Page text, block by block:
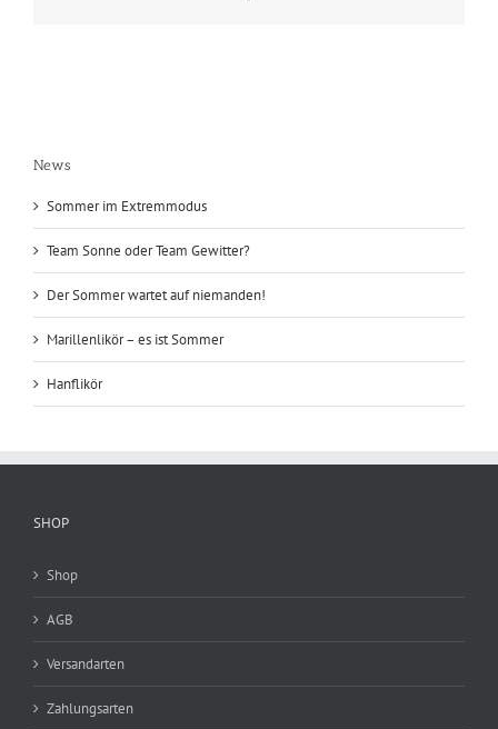
News
Sommer im Extremmodus
Team Sonne oder Team Gewitter?
Der Sommer wartet auf niemanden!
Marillenlikör – es ist Sommer
Hanflikör
SHOP
Shop
AGB
Versandarten
Zahlungsarten